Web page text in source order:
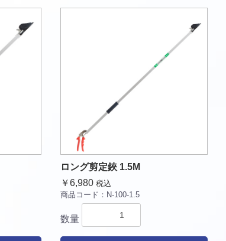
ロング剪定鋏 1.5M
￥6,980 税込
商品コード： N-100-1.5
数量